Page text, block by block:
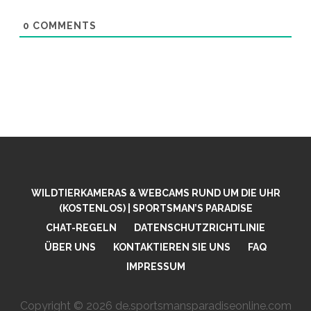
0 COMMENTS
WILDTIERKAMERAS & WEBCAMS RUND UM DIE UHR
(KOSTENLOS) | SPORTSMAN’S PARADISE
CHAT-REGELN
DATENSCHUTZRICHTLINIE
ÜBER UNS
KONTAKTIEREN SIE UNS
FAQ
IMPRESSUM
Copyright © 2026 de.sportsmansparadiseonline.com